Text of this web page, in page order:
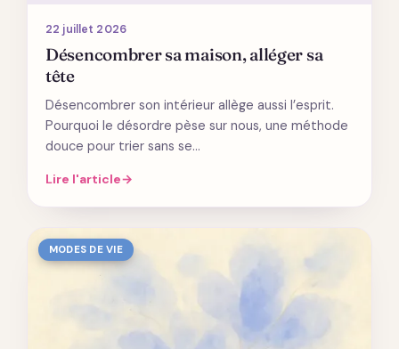
22 juillet 2026
Désencombrer sa maison, alléger sa
tête
Désencombrer son intérieur allège aussi l’esprit.
Pourquoi le désordre pèse sur nous, une méthode
douce pour trier sans se…
Lire l'article→
MODES DE VIE